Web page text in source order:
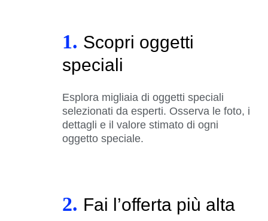
1. Scopri oggetti
speciali
Esplora migliaia di oggetti speciali
selezionati da esperti. Osserva le foto, i
dettagli e il valore stimato di ogni
oggetto speciale.
2. Fai l’offerta più alta